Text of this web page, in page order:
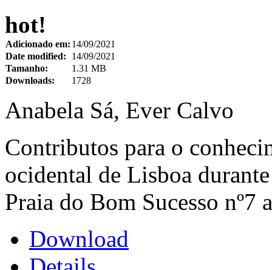
hot!
Adicionado em: 14/09/2021
Date modified:
14/09/2021
Tamanho:
1.31 MB
Downloads:
1728
Anabela Sá, Ever Calvo
Contributos para o
ocidental de Lisboa
Praia do Bom Sucesso nº7
Download